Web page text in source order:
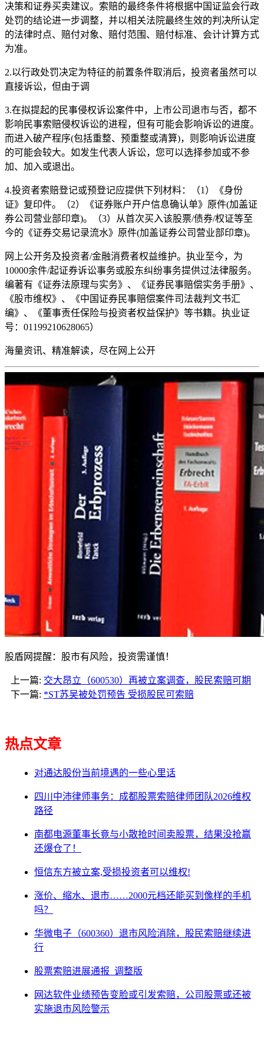
决策和证券买卖建议。索赔的最终条件将根据中国证监会行政
处罚的结论进一步调整，并以相关法院最终生效的判决所认定
的法律时点、赔付对象、赔付范围、赔付标准、会计计算方式
为准。
2.以行政处罚决定为特征的前置条件取消后，投资者虽然可以
直接诉讼，但由于调
3.在拟提起的民事侵权诉讼案件中，上市公司退市与否，都不
影响民事索赔侵权诉讼的进程，但有可能会影响诉讼的进度。
而进入破产程序(包括重整、预重整或清算)，则影响诉讼进度
的可能会较大。如发生代表人诉讼，您可以选择参加或不参
加、加入或退出。
4.投资者索赔登记或预登记应提供下列材料：（1）《身份
证》复印件。（2）《证券账户开户信息确认单》原件(加盖证
券公司营业部印章)。（3）从首次买入该股票/债券/权证等至
今的《证券交易记录流水》原件(加盖证券公司营业部印章)。
网上公开务及投资者/金融消费者权益维护。执业至今，为
10000余件/起证券诉讼事务或股东纠纷事务提供过法律服务。
编著有《证券法原理与实务》、《证券民事赔偿实务手册》、
《股市维权》、《中国证券民事赔偿案件司法裁判文书汇
编》、《董事责任保险与投资者权益保护》等书籍。执业证
号：01199210628065）
海量资讯、精准解读，尽在 网上公开
股盾网提醒：股市有风险，投资需谨慎！
上一篇: 交大昂立（600530）再被立案调查，股民索赔可期
下一篇: *ST苏吴被处罚预告 受损股民可索赔
热点文章
对通达股份当前境遇的一些心里话
四川中沛律师事务：成都股票索赔律师团队2026维权
路径
南都电源董事长竟与小散抢时间卖股票，结果没抢赢
还爆仓了！
恒信东方被立案,受损投资者可以维权!
涨价、缩水、退市……2000元档还能买到像样的手机
吗？
华微电子（600360）退市风险消除，股民索赔继续进
行
股票索赔进展通报_调整版
网达软件业绩预告变脸或引发索赔，公司股票或还被
实施退市风险警示